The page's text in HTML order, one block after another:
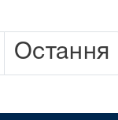
Остання